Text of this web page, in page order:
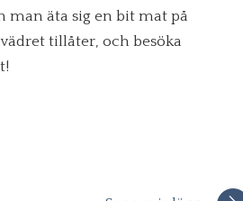
man äta sig en bit mat på
tillåter, och besöka